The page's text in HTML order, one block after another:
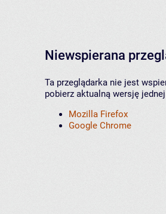
Niewspierana
Ta przeglądarka nie jest
pobierz aktualną wersję
Mozilla Firefox
Google Chrome